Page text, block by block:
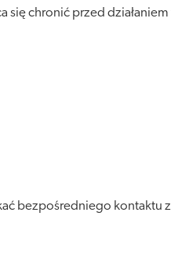
chronić przed
bezpośredniego kontaktu